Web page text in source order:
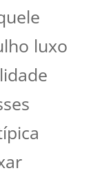
luxo